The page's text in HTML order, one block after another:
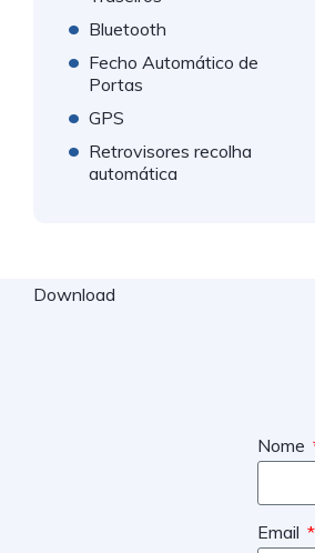
• Bluetooth
• Fecho Automático de
Portas
• GPS
• Retrovisores recolha
automática
Download
Nome
Email